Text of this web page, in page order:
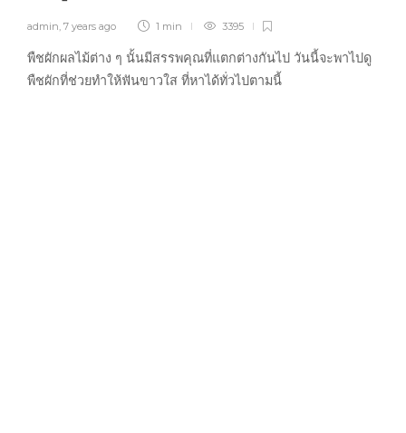
admin, 7 years ago 1 min 3395
พืชผักผลไม้ต่าง ๆ นั้นมีสรรพคุณที่แตกต่างกันไป วันนี้จะพาไปดู
พืชผักที่ช่วยทำให้ฟันขาวใส ที่หาได้ทั่วไปตามนี้